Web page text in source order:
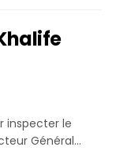
inspecter le
Général...